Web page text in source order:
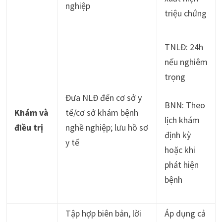
nghiệp
triệu chứng
Khám và
điều trị
Đưa NLĐ đến cơ sở y
tế/cơ sở khám bệnh
nghề nghiệp; lưu hồ sơ
y tế
TNLĐ: 24h
nếu nghiêm
trọng
BNN: Theo
lịch khám
định kỳ
hoặc khi
phát hiện
bệnh
Tập hợp biên bản, lời
Áp dụng cả